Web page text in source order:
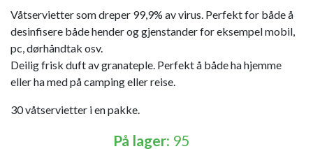
Våtservietter som dreper 99,9% av virus. Perfekt for både å
desinfisere både hender og gjenstander for eksempel mobil,
pc, dørhåndtak osv.
Deilig frisk duft av granateple. Perfekt å både ha hjemme
eller ha med på camping eller reise.
30 våtservietter i en pakke.
På lager: 95